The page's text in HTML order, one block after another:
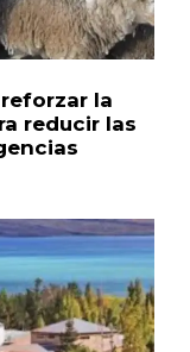
la
reducir las